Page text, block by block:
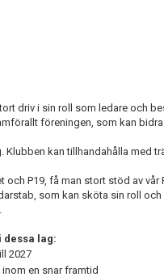
driv i sin roll som ledare och
föreningen, som kan
Klubben kan tillhandahålla med
och P19, få man stort stöd av
som kan sköta sin roll
dessa lag:
2027
en snar framtid